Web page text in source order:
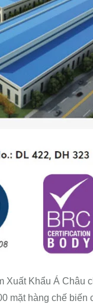
Xuất Khẩu Á Châu
mặt hàng chế biến